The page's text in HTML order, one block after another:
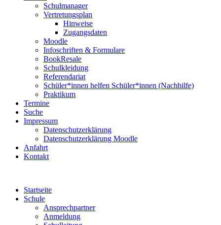
Schulmanager
Vertretungsplan
Hinweise
Zugangsdaten
Moodle
Infoschriften & Formulare
BookResale
Schulkleidung
Referendariat
Schüler*innen helfen Schüler*innen (Nachhilfe)
Praktikum
Termine
Suche
Impressum
Datenschutzerklärung
Datenschutzerklärung Moodle
Anfahrt
Kontakt
Startseite
Schule
Ansprechpartner
Anmeldung